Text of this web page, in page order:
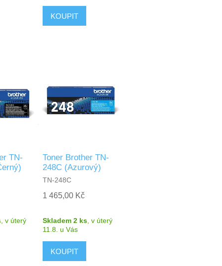
TN-
,v úterý
Toner Brother TN-
248C (Azurový)
TN-248C
1 465,00 Kč
Skladem 2 ks,v úterý
11.8. u Vás